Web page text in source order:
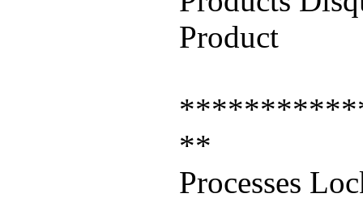
**
Processes